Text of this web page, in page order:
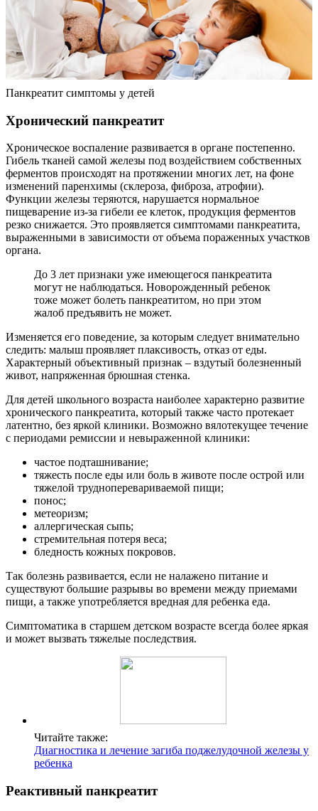
Панкреатит симптомы у детей
Хронический панкреатит
Хроническое воспаление развивается в органе постепенно.
Гибель тканей самой железы под воздействием собственных
ферментов происходят на протяжении многих лет, на фоне
изменений паренхимы (склероза, фиброза, атрофии).
Функции железы теряются, нарушается нормальное
пищеварение из-за гибели ее клеток, продукция ферментов
резко снижается. Это проявляется симптомами панкреатита,
выраженными в зависимости от объема пораженных участков
органа.
До 3 лет признаки уже имеющегося панкреатита
могут не наблюдаться. Новорожденный ребенок
тоже может болеть панкреатитом, но при этом
жалоб предъявить не может.
Изменяется его поведение, за которым следует внимательно
следить: малыш проявляет плаксивость, отказ от еды.
Характерный объективный признак – вздутый болезненный
живот, напряженная брюшная стенка.
Для детей школьного возраста наиболее характерно развитие
хронического панкреатита, который также часто протекает
латентно, без яркой клиники. Возможно вялотекущее течение
с периодами ремиссии и невыраженной клиники:
частое подташнивание;
тяжесть после еды или боль в животе после острой или
тяжелой трудноперевариваемой пищи;
понос;
метеоризм;
аллергическая сыпь;
стремительная потеря веса;
бледность кожных покровов.
Так болезнь развивается, если не налажено питание и
существуют большие разрывы во времени между приемами
пищи, а также употребляется вредная для ребенка еда.
Симптоматика в старшем детском возрасте всегда более яркая
и может вызвать тяжелые последствия.
Читайте также:
Диагностика и лечение загиба поджелудочной железы у
ребенка
Реактивный панкреатит